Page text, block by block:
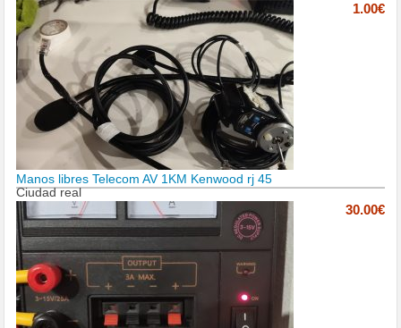
1.00€
Manos libres Telecom AV 1KM Kenwood rj 45
Ciudad real
30.00€